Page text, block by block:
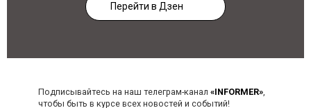
Перейти в Дзен
Подписывайтесь на наш телеграм-канал «INFORMER»,
чтобы быть в курсе всех новостей и событий!